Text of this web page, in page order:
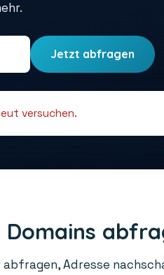
Jetzt abfragen
versuchen.
Adresse